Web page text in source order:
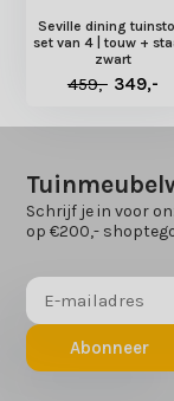
Seville dining
set van 4 | touw +
zwart
459,- 349,-
Schrijf je in voor
op €200,-
Abonneer